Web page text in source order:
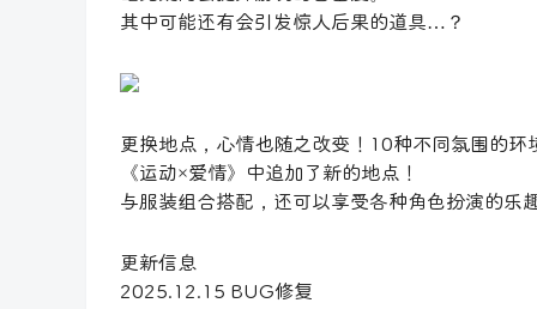
其中可能还有会引发惊人后果的道具…？
更换地点，心情也随之改变！10种不同氛围的环
《运动×爱情》中追加了新的地点！
与服装组合搭配，还可以享受各种角色扮演的乐趣
更新信息
2025.12.15 BUG修复